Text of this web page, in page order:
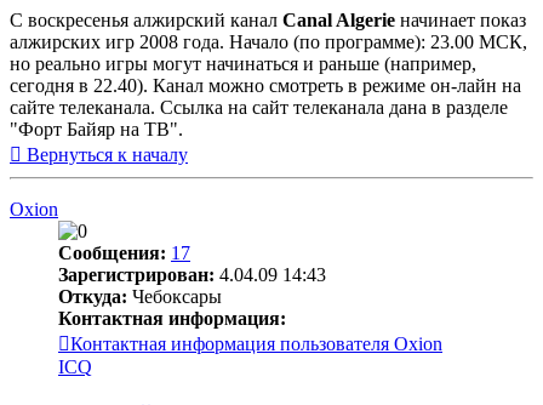
С воскресенья алжирский канал Canal Algerie начинает показ
алжирских игр 2008 года. Начало (по программе): 23.00 МСК,
но реально игры могут начинаться и раньше (например,
сегодня в 22.40). Канал можно смотреть в режиме он-лайн на
сайте телеканала. Ссылка на сайт телеканала дана в разделе
"Форт Байяр на ТВ".
Вернуться к началу
Oxion
Сообщения: 17
Зарегистрирован: 4.04.09 14:43
Откуда: Чебоксары
Контактная информация:
Контактная информация пользователя Oxion
ICQ